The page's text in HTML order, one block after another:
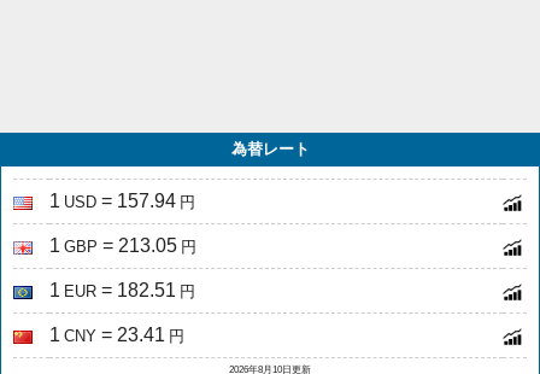
為替レート
1 USD = 157.94 円
1 GBP = 213.05 円
1 EUR = 182.51 円
1 CNY = 23.41 円
2026年8月10日更新